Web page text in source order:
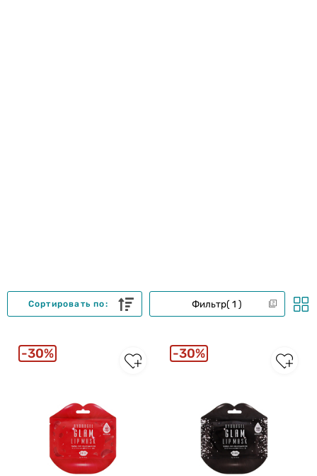
Фильтр 1
Сортировать по:
30% 30%